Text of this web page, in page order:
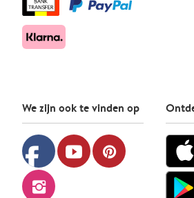
We zijn ook te vinden op
facebook youtube pinterest
instagram